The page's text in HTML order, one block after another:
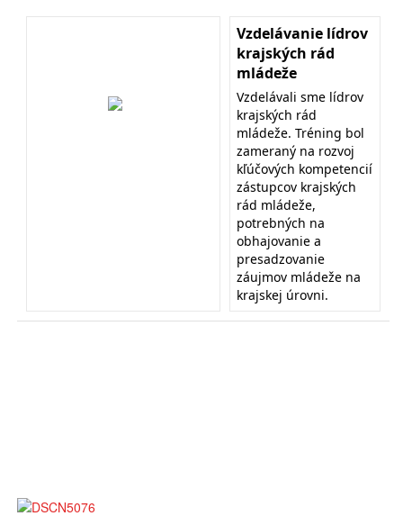
Vzdelávanie lídrov
krajských rád
mládeže
Vzdelávali sme lídrov
krajských rád
mládeže. Tréning bol
zameraný na rozvoj
kľúčových kompetencií
zástupcov krajských
rád mládeže,
potrebných na
obhajovanie a
presadzovanie
záujmov mládeže na
krajskej úrovni.